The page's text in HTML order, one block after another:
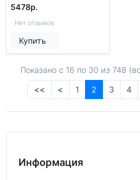
5478р.
Нет отзывов
Купить
Показано с 16 по 30 из 748
<<
< 1 2 3 4
Информация